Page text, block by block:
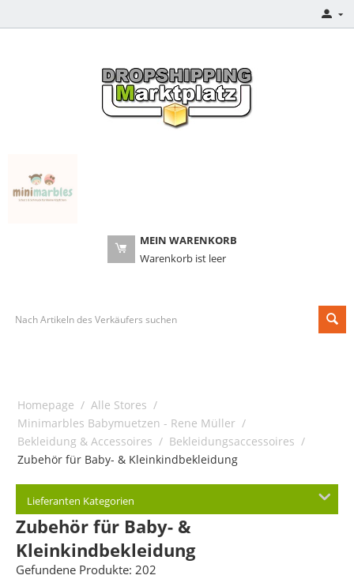
MEIN WARENKORB
Warenkorb ist leer
Homepage / Alle Stores /
Minimarbles Babymuetzen - Rene Müller /
Bekleidung & Accessoires / Bekleidungsaccessoires /
Zubehör für Baby- & Kleinkindbekleidung
Lieferanten Kategorien
Zubehör für Baby- &
Kleinkindbekleidung
Gefundene Produkte: 202